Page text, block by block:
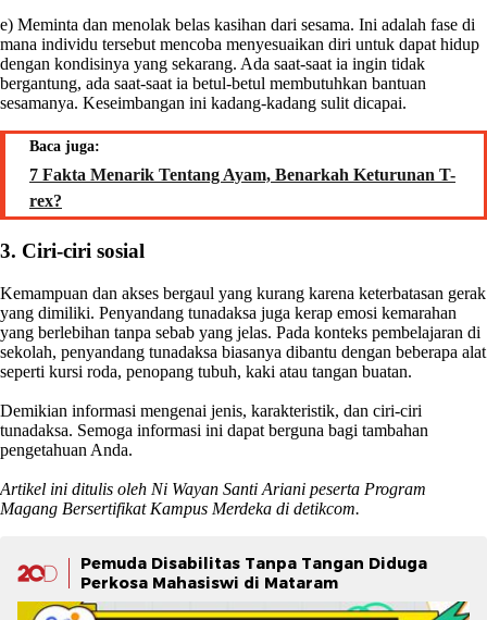
e) Meminta dan menolak belas kasihan dari sesama. Ini adalah fase di
mana individu tersebut mencoba menyesuaikan diri untuk dapat hidup
dengan kondisinya yang sekarang. Ada saat-saat ia ingin tidak
bergantung, ada saat-saat ia betul-betul membutuhkan bantuan
sesamanya. Keseimbangan ini kadang-kadang sulit dicapai.
Baca juga:
7 Fakta Menarik Tentang Ayam, Benarkah Keturunan T-
rex?
3. Ciri-ciri sosial
Kemampuan dan akses bergaul yang kurang karena keterbatasan gerak
yang dimiliki. Penyandang tunadaksa juga kerap emosi kemarahan
yang berlebihan tanpa sebab yang jelas. Pada konteks pembelajaran di
sekolah, penyandang tunadaksa biasanya dibantu dengan beberapa alat
seperti kursi roda, penopang tubuh, kaki atau tangan buatan.
Demikian informasi mengenai jenis, karakteristik, dan ciri-ciri
tunadaksa. Semoga informasi ini dapat berguna bagi tambahan
pengetahuan Anda.
Artikel ini ditulis oleh Ni Wayan Santi Ariani peserta Program
Magang Bersertifikat Kampus Merdeka di detikcom.
Pemuda Disabilitas Tanpa Tangan Diduga
Perkosa Mahasiswi di Mataram